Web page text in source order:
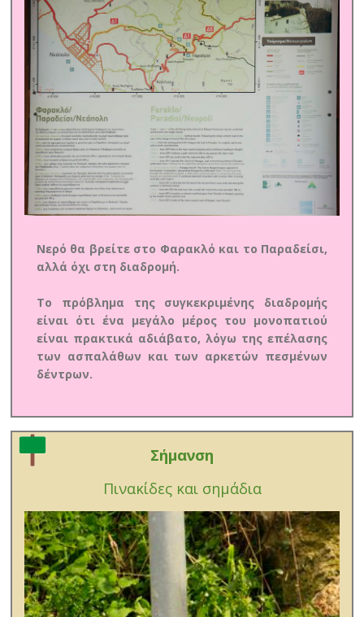
Νερό θα βρείτε στο Φαρακλό και το Παραδείσι,
αλλά όχι στη διαδρομή.
Το πρόβλημα της συγκεκριμένης διαδρομής
είναι ότι ένα μεγάλο μέρος του μονοπατιού
είναι πρακτικά αδιάβατο, λόγω της επέλασης
των ασπαλάθων και των αρκετών πεσμένων
δέντρων.
Σήμανση
Πινακίδες και σημάδια